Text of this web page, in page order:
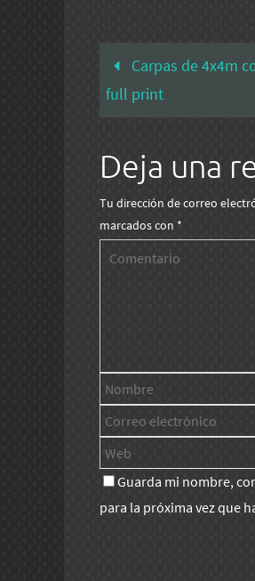
Carpas de 4x4m
full print
Deja una
Tu dirección de correo
marcados con *
Guarda mi nombre,
para la próxima vez que